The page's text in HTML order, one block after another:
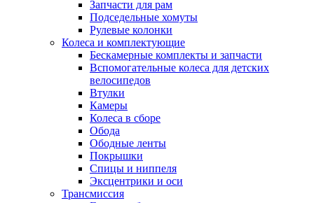
Запчасти для рам
Подседельные хомуты
Рулевые колонки
Колеса и комплектующие
Бескамерные комплекты и запчасти
Вспомогательные колеса для детских
велосипедов
Втулки
Камеры
Колеса в сборе
Обода
Ободные ленты
Покрышки
Спицы и ниппеля
Эксцентрики и оси
Трансмиссия